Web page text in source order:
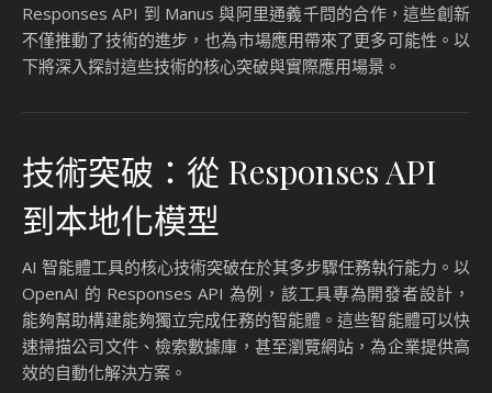
Responses API 到 Manus 與阿里通義千問的合作，這些創新
不僅推動了技術的進步，也為市場應用帶來了更多可能性。以
下將深入探討這些技術的核心突破與實際應用場景。
技術突破：從 Responses API
到本地化模型
AI 智能體工具的核心技術突破在於其多步驟任務執行能力。以
OpenAI 的 Responses API 為例，該工具專為開發者設計，
能夠幫助構建能夠獨立完成任務的智能體。這些智能體可以快
速掃描公司文件、檢索數據庫，甚至瀏覽網站，為企業提供高
效的自動化解決方案。